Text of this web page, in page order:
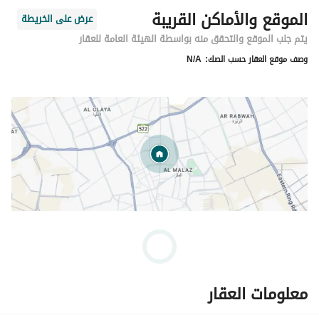
الموقع والأماكن القريبة
عرض على الخريطة
يتم جلب الموقع والتحقق منه بواسطة الهيئة العامة للعقار
وصف موقع العقار حسب الصك: N/A
معلومات العقار